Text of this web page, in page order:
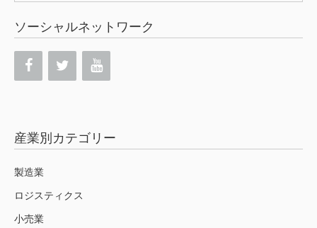
ソーシャルネットワーク
産業別カテゴリー
製造業
ロジスティクス
小売業